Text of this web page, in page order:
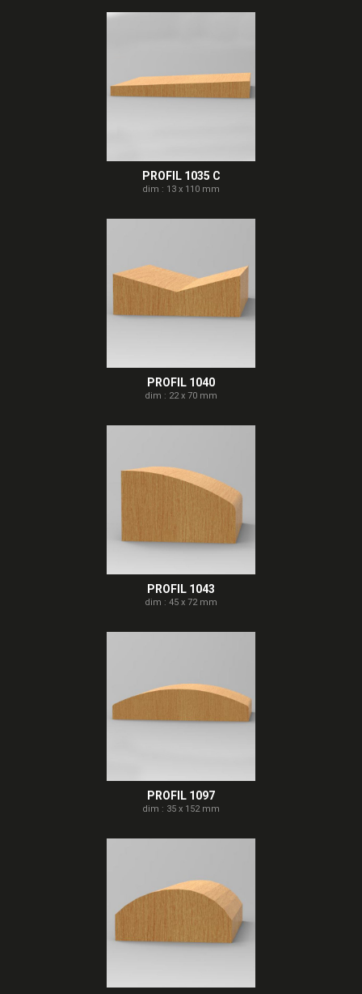
PROFIL 1035 C
dim : 13 x 110 mm
PROFIL 1040
dim : 22 x 70 mm
PROFIL 1043
dim : 45 x 72 mm
PROFIL 1097
dim : 35 x 152 mm